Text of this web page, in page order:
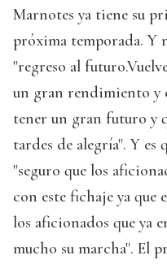
Marnotes ya tiene su
próxima temporada. Y
"regreso al
un gran rendimiento y
tener un gran futuro y
tardes de alegría". Y es
"seguro que los
con este fichaje ya
los aficionados que ya
mucho su marcha". El